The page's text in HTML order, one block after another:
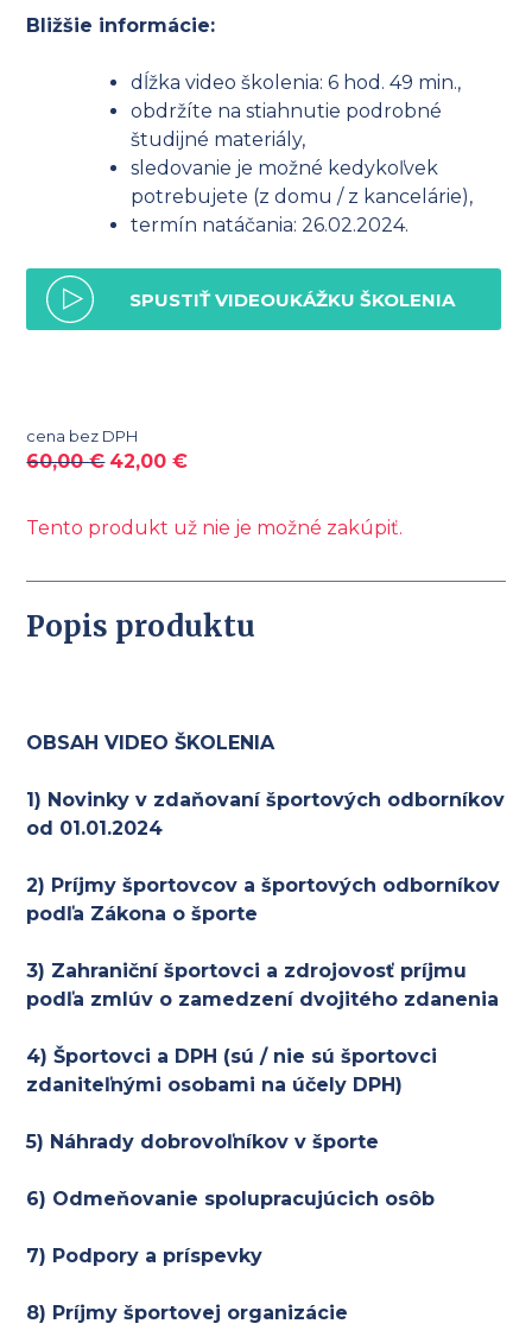
Bližšie informácie:
dĺžka video školenia: 6 hod. 49 min.,
obdržíte na stiahnutie podrobné
študijné materiály,
sledovanie je možné kedykoľvek
potrebujete (z domu / z kancelárie),
termín natáčania: 26.02.2024.
SPUSTIŤ VIDEOUKÁŽKU ŠKOLENIA
cena bez DPH
60,00€ 42,00€
Tento produkt už nie je možné zakúpiť.
Popis produktu
OBSAH VIDEO ŠKOLENIA
1) Novinky v zdaňovaní športových odborníkov
od 01.01.2024
2) Príjmy športovcov a športových odborníkov
podľa Zákona o športe
3) Zahraniční športovci a zdrojovosť príjmu
podľa zmlúv o zamedzení dvojitého zdanenia
4) Športovci a DPH (sú / nie sú športovci
zdaniteľnými osobami na účely DPH)
5) Náhrady dobrovoľníkov v športe
6) Odmeňovanie spolupracujúcich osôb
7) Podpory a príspevky
8) Príjmy športovej organizácie